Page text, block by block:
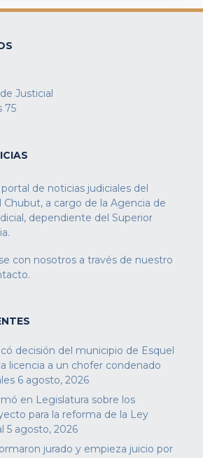
Justicial
75
de noticias judiciales del
Chubut, a cargo de la Agencia de
dependiente del Superior
con nosotros a través de nuestro
.
decisión del municipio de Esquel
licencia a un chofer condenado
6 agosto, 2026
en Legislatura sobre los
para la reforma de la Ley
5 agosto, 2026
jurado y empieza juicio por